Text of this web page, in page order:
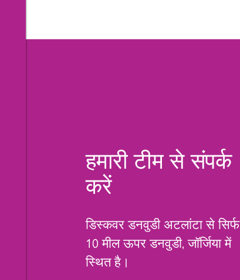
हमारी टीम से संपर्क
करें
डिस्कवर डनवुडी अटलांटा से सिर्फ
10 मील ऊपर डनवुडी, जॉर्जिया में
स्थित है।